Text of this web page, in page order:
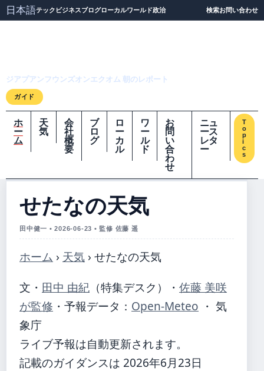
日本語テック ビジネスブログローカルワールド政治 検索お問い合わせ
ジアプアンフウンズオンエクオム 朝のレポート
ガイド
ホ
ー
ム
天
気
会
社
概
要
ブ
ロ
グ
ロ
ー
カ
ル
ワ
ー
ル
ド
お
問
い
合
わ
せ
ニュ
ース
レタ
ー
T
o
p
i
c
s
せたなの天気
田中健一 • 2026-06-23 • 監修 佐藤 遥
ホーム › 天気 › せたなの天気
文・ 田中 由紀 （特集デスク） ・ 佐藤 美咲
が監修 ・ 予報データ： Open-Meteo ・ 気
象庁
ライブ予報は自動更新されます。
記載のガイダンスは 2026年6月23日